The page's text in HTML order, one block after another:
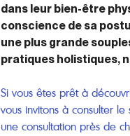
dans leur bien-être
conscience de sa
une plus grande
pratiques holistiques,
Si vous êtes prêt à
vous invitons à consulter
une consultation près de